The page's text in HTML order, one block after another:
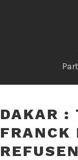
DAKAR :
FRANCK